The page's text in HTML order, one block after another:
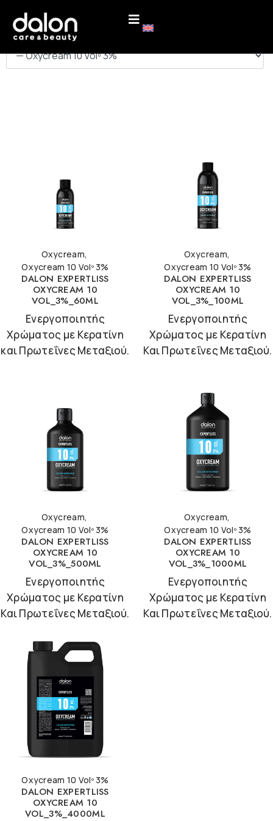
ΚΑΤΗΓΟΡΙΕΣ
Oxycream,
Oxycream 10 Volº 3%
DALON EXPERTLISS
OXYCREAM 10
VOL_3%_60ML
Ενεργοποιητής
Χρώματος με Κερατίνη
και Πρωτεΐνες Μεταξιού.
Oxycream,
Oxycream 10 Volº 3%
DALON EXPERTLISS
OXYCREAM 10
VOL_3%_100ML
Ενεργοποιητής
Χρώματος με Κερατίνη
Και Πρωτεΐνες Μεταξιού.
Oxycream,
Oxycream 10 Volº 3%
DALON EXPERTLISS
OXYCREAM 10
VOL_3%_500ML
Ενεργοποιητής
Χρώματος με Κερατίνη
Και Πρωτεΐνες Μεταξιού.
Oxycream,
Oxycream 10 Volº 3%
DALON EXPERTLISS
OXYCREAM 10
VOL_3%_1000ML
Ενεργοποιητής
Χρώματος με Κερατίνη
Και Πρωτεΐνες Μεταξιού.
Oxycream 10 Volº 3%
DALON EXPERTLISS
OXYCREAM 10
VOL_3%_4000ML